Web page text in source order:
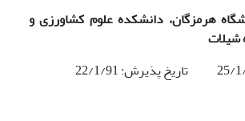
هرمزگان، دانشکده علوم کشاورزی و
شیلات